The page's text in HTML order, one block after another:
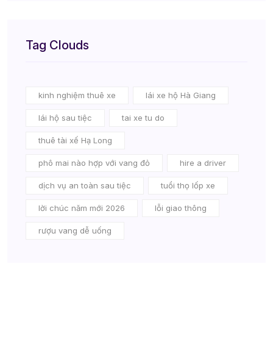
Tag Clouds
kinh nghiệm thuê xe lái xe hộ Hà Giang
lái hộ sau tiệc tai xe tu do
thuê tài xế Hạ Long
phô mai nào hợp với vang đỏ hire a driver
dịch vụ an toàn sau tiệc tuổi thọ lốp xe
lời chúc năm mới 2026 lỗi giao thông
rượu vang dễ uống